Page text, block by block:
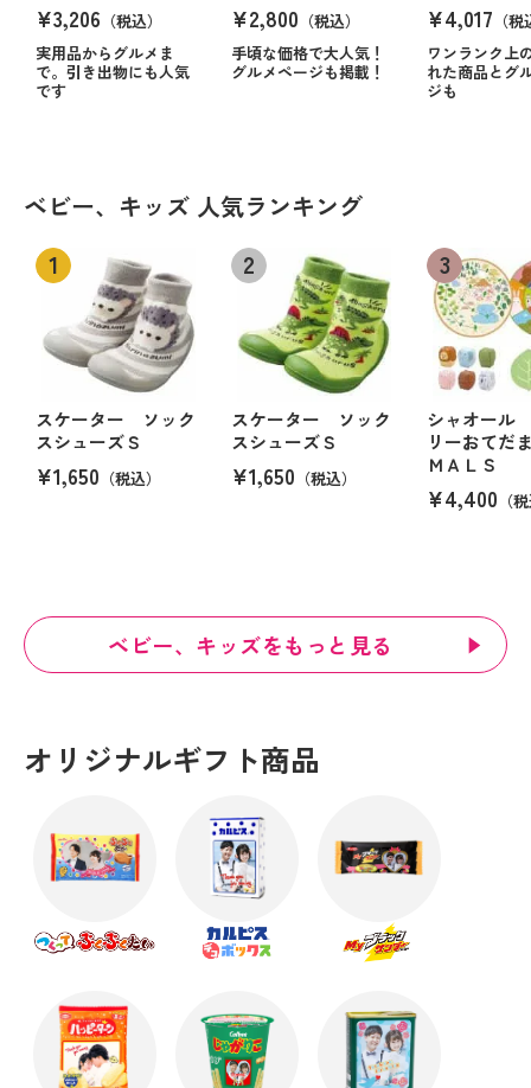
¥3,206 （税込）
実用品からグルメま
で。引き出物にも人気
です
¥2,800 （税込）
手頃な価格で大人気！
グルメページも掲載！
¥4,017 （
ワンランク上
れた商品とグ
ジも
ベビー、キッズ 人気ランキング
スケーター ソック
スシューズＳ
¥1,650 （税込）
スケーター ソック
スシューズＳ
¥1,650 （税込）
シャオール
リーおてだ
ＭＡＬＳ
¥4,400 （
ベビー、キッズをもっと見る
オリジナルギフト商品